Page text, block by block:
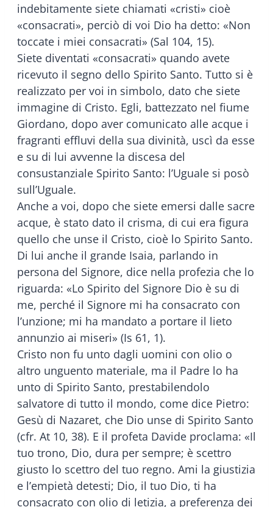
indebitamente siete chiamati «cristi» cioè
«consacrati», perciò di voi Dio ha detto: «Non
toccate i miei consacrati» (Sal 104, 15).
Siete diventati «consacrati» quando avete
ricevuto il segno dello Spirito Santo. Tutto si è
realizzato per voi in simbolo, dato che siete
immagine di Cristo. Egli, battezzato nel fiume
Giordano, dopo aver comunicato alle acque i
fragranti effluvi della sua divinità, uscì da esse
e su di lui avvenne la discesa del
consustanziale Spirito Santo: l’Uguale si posò
sull’Uguale.
Anche a voi, dopo che siete emersi dalle sacre
acque, è stato dato il crisma, di cui era figura
quello che unse il Cristo, cioè lo Spirito Santo.
Di lui anche il grande Isaia, parlando in
persona del Signore, dice nella profezia che lo
riguarda: «Lo Spirito del Signore Dio è su di
me, perché il Signore mi ha consacrato con
l’unzione; mi ha mandato a portare il lieto
annunzio ai miseri» (Is 61, 1).
Cristo non fu unto dagli uomini con olio o
altro unguento materiale, ma il Padre lo ha
unto di Spirito Santo, prestabilendolo
salvatore di tutto il mondo, come dice Pietro:
Gesù di Nazaret, che Dio unse di Spirito Santo
(cfr. At 10, 38). E il profeta Davide proclama: «Il
tuo trono, Dio, dura per sempre; è scettro
giusto lo scettro del tuo regno. Ami la giustizia
e l’empietà detesti; Dio, il tuo Dio, ti ha
consacrato con olio di letizia, a preferenza dei